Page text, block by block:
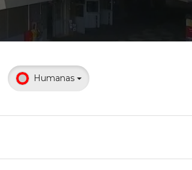
acadêmico
Humanas